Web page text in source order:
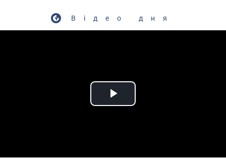
Відео дня
Play Video